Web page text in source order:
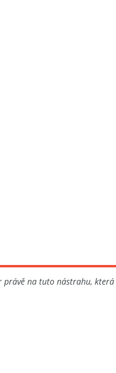
na tuto nástrahu, která